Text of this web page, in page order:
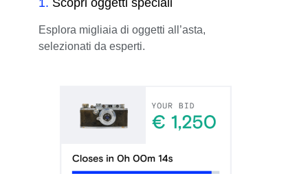
Esplora migliaia di oggetti all’asta,
selezionati da esperti.